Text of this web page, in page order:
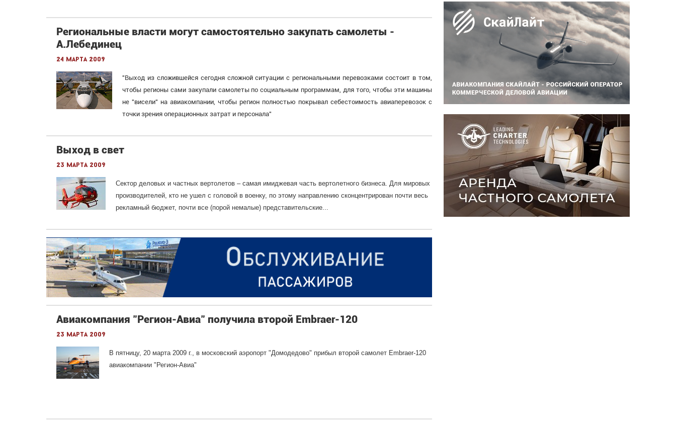
Региональные власти могут самостоятельно закупать самолеты -
А.Лебединец
24 марта 2009
"Выход из сложившейся сегодня сложной ситуации с региональными перевозками состоит в том,
чтобы регионы сами закупали самолеты по социальным программам, для того, чтобы эти машины
не "висели" на авиакомпании, чтобы регион полностью покрывал себестоимость авиаперевозок с
точки зрения операционных затрат и персонала"
Выход в свет
23 марта 2009
Сектор деловых и частных вертолетов – самая имиджевая часть вертолетного бизнеса. Для мировых
производителей, кто не ушел с головой в военку, по этому направлению сконцентрирован почти весь
рекламный бюджет, почти все (порой немалые) представительские...
Авиакомпания "Регион-Авиа" получила второй Embraer-120
23 марта 2009
В пятницу, 20 марта 2009 г., в московский аэропорт "Домодедово" прибыл второй самолет Embraer-120
авиакомпании "Регион-Авиа"